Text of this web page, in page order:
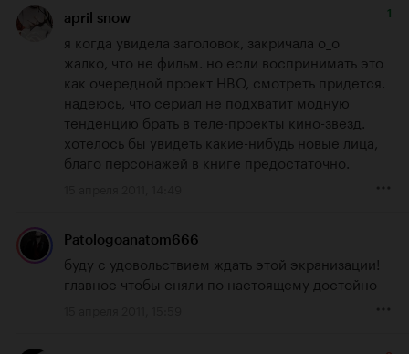
april snow 1
я когда увидела заголовок, закричала о_о
жалко, что не фильм. но если воспринимать это
как очередной проект HBO, смотреть придется.
надеюсь, что сериал не подхватит модную
тенденцию брать в теле-проекты кино-звезд.
хотелось бы увидеть какие-нибудь новые лица,
благо персонажей в книге предостаточно.
Patologoanatom666
буду с удовольствием ждать этой экранизации!
главное чтобы сняли по настоящему достойно